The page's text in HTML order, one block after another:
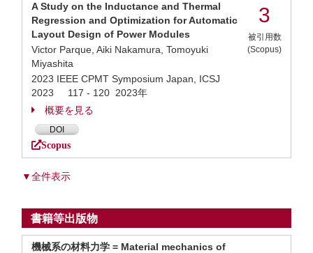
A Study on the Inductance and Thermal
Regression and Optimization for Automatic
Layout Design of Power Modules
Victor Parque, Aiki Nakamura, Tomoyuki
Miyashita
2023 IEEE CPMT Symposium Japan, ICSJ
2023 117 - 120 2023年
概要を見る
DOI
Scopus
3
被引用数
(Scopus)
▼全件表示
書籍等出版物
機械系の材料力学 = Material mechanics of